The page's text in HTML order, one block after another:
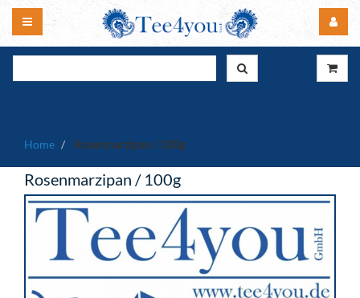
Home Rosenmarzipan / 100g
Rosenmarzipan / 100g